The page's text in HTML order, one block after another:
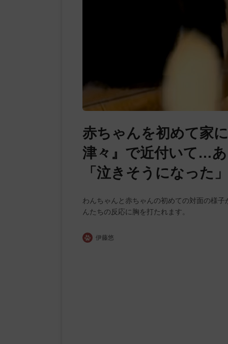
赤ちゃんを初めて家
津々』で近付いて…
「泣きそうになった
わんちゃんと赤ちゃんの初めての対面の様
んたちの反応に胸を打たれます。
伊藤悠